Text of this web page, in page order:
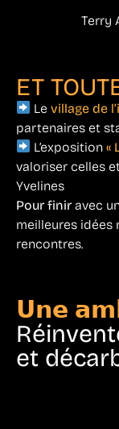
Terry
ET
Levillage de
partenaires et
L’exposition«
valoriser celles
Yvelines
Pour finir avec
meilleures idées
rencontres.
𝗨𝗻𝗲
et